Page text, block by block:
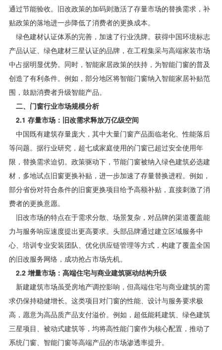
通过节能验收。旧改政策的加码则激活了存量市场的替换需求，补
贴政策的落地进一步降低了消费者的更换成本。
绿色建材认证体系的完善，加速了行业洗牌。获得中国环境标志
产品认证、绿色建材三星认证的品牌，在工程集采与高端家装市场
中占据明显优势。同时，智能家居政策的扶持，为智能门窗的普及
创造了有利条件。例如，部分地区将智能门窗纳入智能家居补贴范
围，鼓励消费者升级智能产品。
二、门窗行业市场规模分析
2.1 存量市场：旧改需求释放万亿级空间
中国既有建筑存量庞大，其中大量门窗产品面临老化、性能落后
等问题。据行业研究，超七成家庭使用的门窗已超过安全使用年
限，替换需求迫切。政策驱动下，节能门窗被纳入绿色建筑必选建
材，多地试点旧窗更换补贴，进一步加速了存量替换进程。例如，
部分省份对符合条件的旧窗更换项目给予高额补贴，直接刺激了消
费者的更换意愿。
旧改市场的特点在于需求分散、场景复杂，对品牌的渠道覆盖能
力与服务响应速度提出更高要求。头部品牌通过建立区域服务中
心、培训专业安装团队、优化供应链管理等方式，构建了覆盖全国
的旧改服务网络，成功抢占市场先机。
2.2 增量市场：高端住宅与商业建筑驱动结构升级
新建建筑市场虽受房地产调控影响，但高端住宅与商业建筑的需
求仍保持稳健增长。这类项目对门窗的性能、设计与服务要求极
高，愿意为高品质产品支付溢价。例如，超低能耗建筑、绿色建筑
三星项目、被动式建筑等，均将高性能门窗作为核心配置，推动了
系统门窗、智能门窗等高端产品的市场渗透率提升。